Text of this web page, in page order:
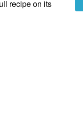
recipe on its